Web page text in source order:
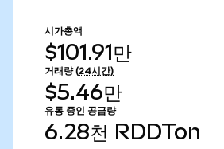
시가총액
$101.91만
거래량 (24시간)
$5.46만
유통 중인 공급량
6.28천 RDDTon